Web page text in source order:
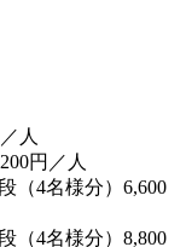
人
円／人
（4名様分）6,600
（4名様分）8,800